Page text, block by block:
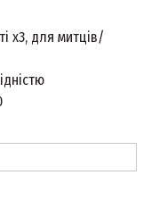
х3, для митців/